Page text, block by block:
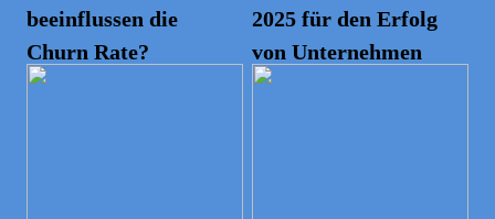
beeinflussen die
Churn Rate?
2025 für den Erfolg
von Unternehmen